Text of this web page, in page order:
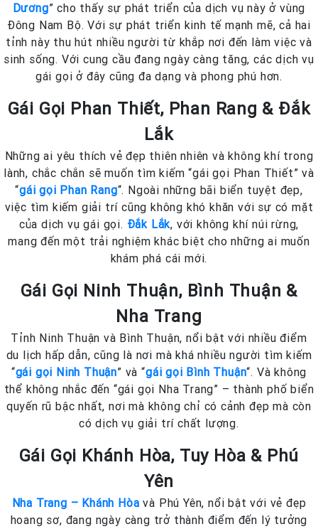
Dương” cho thấy sự phát triển của dịch vụ này ở vùng
Đông Nam Bộ. Với sự phát triển kinh tế mạnh mẽ, cả hai
tỉnh này thu hút nhiều người từ khắp nơi đến làm việc và
sinh sống. Với cung cầu đang ngày càng tăng, các dịch vụ
gái gọi ở đây cũng đa dạng và phong phú hơn.
Gái Gọi Phan Thiết, Phan Rang & Đắk
Lắk
Những ai yêu thích vẻ đẹp thiên nhiên và không khí trong
lành, chắc chắn sẽ muốn tìm kiếm “gái gọi Phan Thiết” và
“gái gọi Phan Rang“. Ngoài những bãi biển tuyệt đẹp,
việc tìm kiếm giải trí cũng không khó khăn với sự có mặt
của dịch vụ gái gọi. Đắk Lắk, với không khí núi rừng,
mang đến một trải nghiệm khác biệt cho những ai muốn
khám phá cái mới.
Gái Gọi Ninh Thuận, Bình Thuận &
Nha Trang
Tỉnh Ninh Thuận và Bình Thuận, nổi bật với nhiều điểm
du lịch hấp dẫn, cũng là nơi mà khá nhiều người tìm kiếm
“gái gọi Ninh Thuận” và “gái gọi Bình Thuận“. Và không
thể không nhắc đến “gái gọi Nha Trang” – thành phố biển
quyến rũ bậc nhất, nơi mà không chỉ có cảnh đẹp mà còn
có dịch vụ giải trí chất lượng.
Gái Gọi Khánh Hòa, Tuy Hòa & Phú
Yên
Nha Trang – Khánh Hòa và Phú Yên, nổi bật với vẻ đẹp
hoang sơ, đang ngày càng trở thành điểm đến lý tưởng